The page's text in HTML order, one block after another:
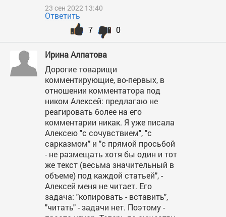
23 сен 2022 13:40
Ответить
0
7
Ирина Алпатова
Дорогие товарищи
комментирующие, во-первых, в
отношении комментатора под
ником Алексей: предлагаю не
реагировать более на его
комментарии никак. Я уже писала
Алексею "с сочувствием", "с
сарказмом" и "с прямой просьбой
- не размещать хотя бы один и тот
же текст (весьма значительный в
объеме) под каждой статьей", -
Алексей меня не читает. Его
задача: "копировать - вставить",
"читать" - задачи нет. Поэтому -